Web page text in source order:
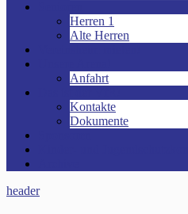
Herren 1
Alte Herren
Anfahrt
Kontakte
Dokumente
header